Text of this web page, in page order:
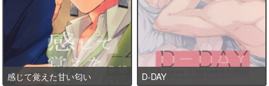
感じて覚えた甘い匂い D-DAY